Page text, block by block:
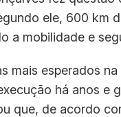
ele, 600 km
a mobilidade e
mais esperados
há anos e
que, de acordo